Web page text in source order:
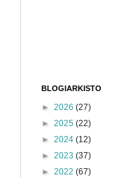
BLOGIARKISTO
► 2026 (27)
► 2025 (22)
► 2024 (12)
► 2023 (37)
► 2022 (67)